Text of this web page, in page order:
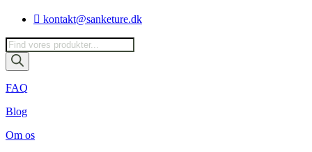
Videre
indhold
kontakt@sanketure.dk
Products
search
FAQ
Blog
Om os